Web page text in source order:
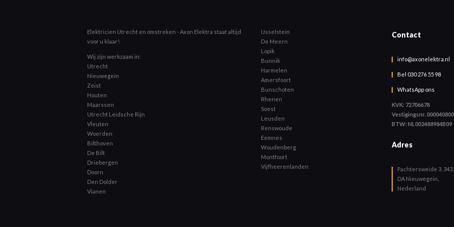
Elektricien Utrecht en omstreken - Axon Elektra staat altijd
voor u klaar!
Wij zijn werkzaam in:
Utrecht
Nieuwegein
Zeist
Houten
Maarssen
Utrecht Leidsche Rijn
Vleuten
Woerden
Bilthoven
De Bilt
Driebergen
Doorn
Den Dolder
Vianen
IJsselstein
De Meern
Lopik
Bunnik
Harmelen
Amersfoort
Bunschoten
Rhenen
Soest
Leusden
Renswoude
Eemnes
Woudenberg
Montfoort
Vijfheerenlanden
Contact
info@axonelektra.nl
Bel 030 276 55 98
WhatsApp ons
KVK: 72706678
Vestigingsnr.
BTW: NL002488984B09
Adres
Pachtersweide 3,
DA Nieuwegein,
Nederland